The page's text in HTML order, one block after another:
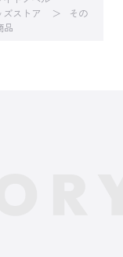
ズストア
その
品